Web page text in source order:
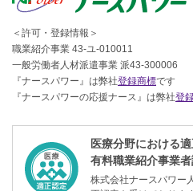
＜許可・登録情報＞
職業紹介事業 43-ユ-010011
一般労働者人材派遣事業 派43-300006
『ナースパワー』は弊社登録商標です
『ナースパワーの応援ナース』は弊社登
医療分野における
有料職業紹介事業
株式会社ナースパワー